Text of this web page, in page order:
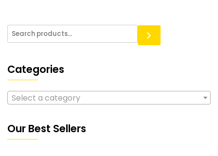
Categories
Select a category
Our Best Sellers